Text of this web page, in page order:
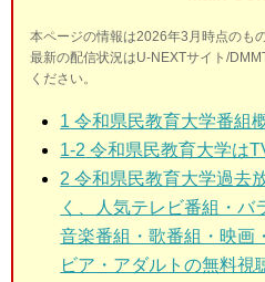
本ページの情報は2026年3月時点のもの
最新の配信状況はU-NEXTサイト/
ください。
1 令和県民教育大学番組
1-2 令和県民教育大学は
2 令和県民教育大学過去
く、人気テレビ番組・バ
音楽番組・歌番組・映画
ビア・アダルトの無料視